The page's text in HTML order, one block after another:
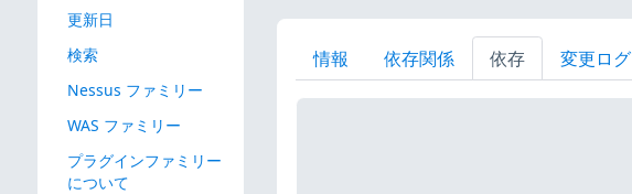
更新日
検索
Nessus ファミリー
WAS ファミリー
プラグインファミリー
について
情報 依存関係 依存 変更ログ